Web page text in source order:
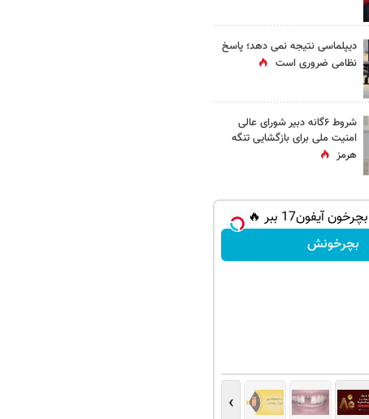
دیپلماسی نتیجه‌ نمی دهد؛ پاسخ
نظامی ضروری است
شروط ۶گانه دبیر شورای عالی
امنیت ملی برای بازگشایی تنگه
هرمز
آیفون17 ببر 🔥
بچرخونش
›